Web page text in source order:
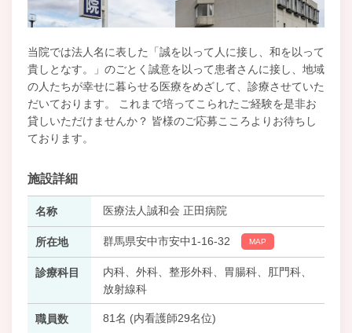
当院では法人名に表した「誠を以って人に接し、和を以って
貴しとなす。」のごとく誠意を以って患者さんに接し、地域
の人たちが幸せに暮らせる医療をめざして、診療させていた
だいております。 これまで培ってこられたご経験を是非お
貸しいただけませんか？ 皆様のご応募こころよりお待ちし
ております。
施設詳細
名称 医療法人誠和会 正田病院
所在地 群馬県安中市安中1-16-32 MAP
診療科目
内科、外科、整形外科、胃腸科、肛門科、
放射線科
職員数 81名 (内看護師29名位)